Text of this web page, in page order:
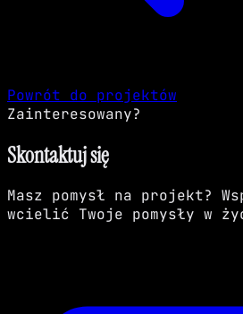
Powrót do projektów
Zainteresowany?
Skontaktuj się
Masz pomysł na projekt?
wcielić Twoje pomysły w